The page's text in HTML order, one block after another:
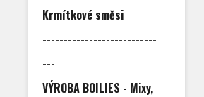
Krmítkové směsi
---------------------------
---
VÝROBA BOILIES - Mixy,